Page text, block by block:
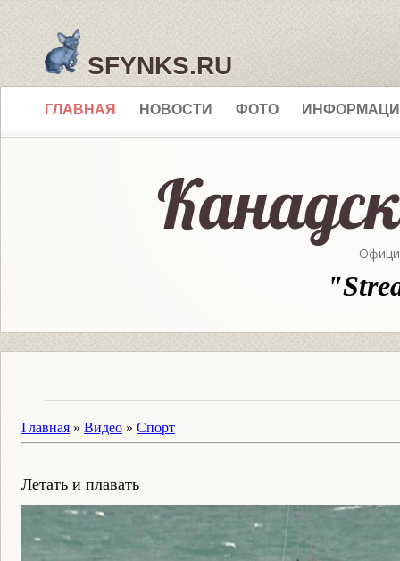
SFYNKS.RU
ГЛАВНАЯ НОВОСТИ ФОТО
Главная » Видео » Спорт
Летать и плавать